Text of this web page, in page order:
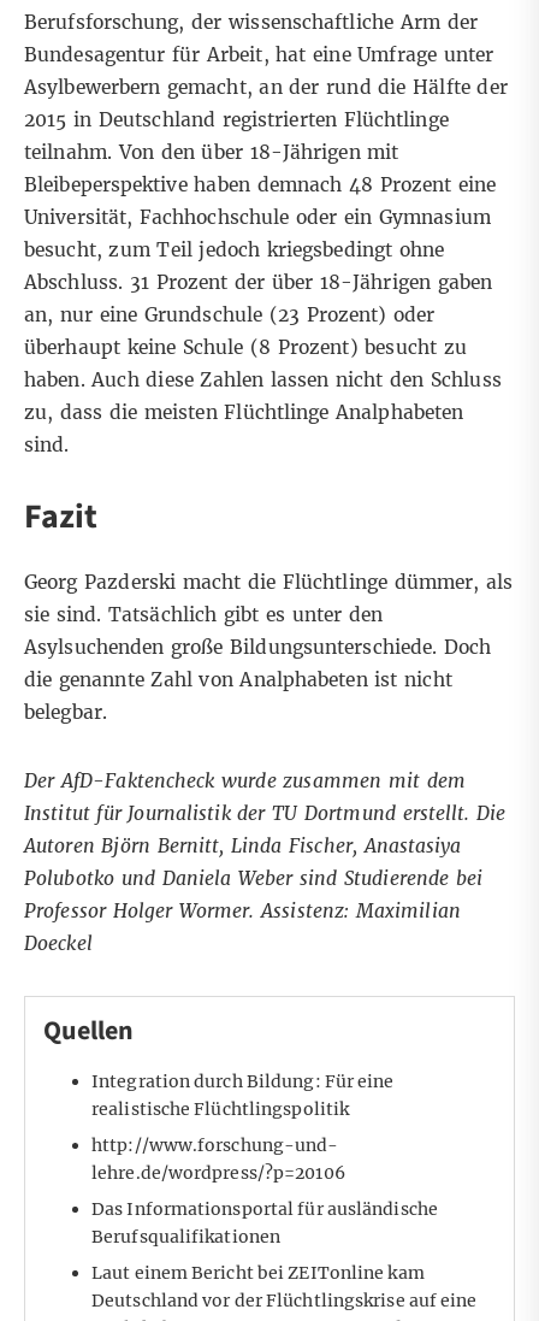
Berufsforschung, der wissenschaftliche Arm der
Bundesagentur für Arbeit, hat eine Umfrage unter
Asylbewerbern gemacht, an der rund die Hälfte der
2015 in Deutschland registrierten Flüchtlinge
teilnahm. Von den über 18-Jährigen mit
Bleibeperspektive haben demnach 48 Prozent eine
Universität, Fachhochschule oder ein Gymnasium
besucht, zum Teil jedoch kriegsbedingt ohne
Abschluss. 31 Prozent der über 18-Jährigen gaben
an, nur eine Grundschule (23 Prozent) oder
überhaupt keine Schule (8 Prozent) besucht zu
haben. Auch diese Zahlen lassen nicht den Schluss
zu, dass die meisten Flüchtlinge Analphabeten
sind.
Fazit
Georg Pazderski macht die Flüchtlinge dümmer, als
sie sind. Tatsächlich gibt es unter den
Asylsuchenden große Bildungsunterschiede. Doch
die genannte Zahl von Analphabeten ist nicht
belegbar.
Der AfD-Faktencheck wurde zusammen mit dem
Institut für Journalistik der TU Dortmund erstellt. Die
Autoren Björn Bernitt, Linda Fischer, Anastasiya
Polubotko und Daniela Weber sind Studierende bei
Professor Holger Wormer. Assistenz: Maximilian
Doeckel
Quellen
Integration durch Bildung: Für eine
realistische Flüchtlingspolitik
http://www.forschung-und-
lehre.de/wordpress/?p=20106
Das Informationsportal für ausländische
Berufsqualifikationen
Laut einem Bericht bei ZEITonline kam
Deutschland vor der Flüchtlingskrise auf eine